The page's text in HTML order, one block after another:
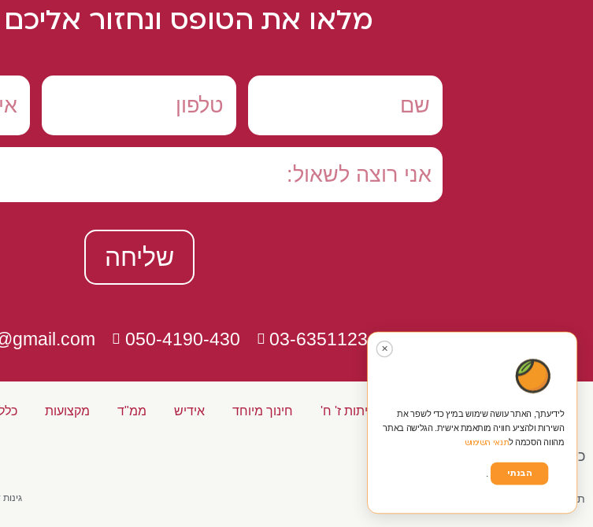
מלאו את הטופס ונחזור
שליחה
03-6351123
050-4190-430
כיתות א' ב' ג' כיתות ד' ה' ו' כיתות ז' ח' חינוך מיוחד אידיש ממ"ד מקצועות
כל הזכויות שמורות ל'נעים להקיר'
תקנון ומדינות אתר גינות דוד
✕
לידיעתך, האתר עושה שימוש במיץ כדי לשפר את
השירות ולהציע חוויה מותאמת אישית. הגלישה באתר
מהווה הסכמה לתנאי השימוש
הבנתי